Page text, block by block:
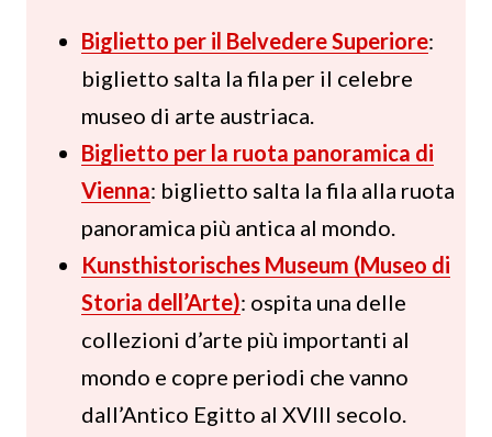
Biglietto per il Belvedere Superiore:
biglietto salta la fila per il celebre
museo di arte austriaca.
Biglietto per la ruota panoramica di
Vienna: biglietto salta la fila alla ruota
panoramica più antica al mondo.
Kunsthistorisches Museum (Museo di
Storia dell’Arte): ospita una delle
collezioni d’arte più importanti al
mondo e copre periodi che vanno
dall’Antico Egitto al XVIII secolo.